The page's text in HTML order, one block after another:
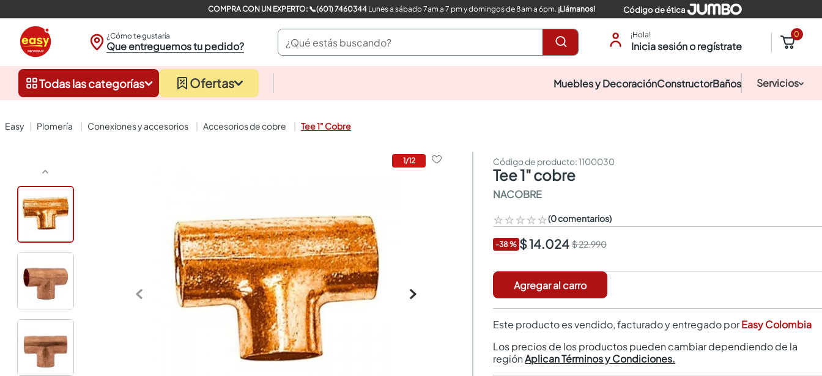
COMPRA CON UN EXPERTO: 📞(601) 7460344Lunes a sábado 7am a 7 pm y domingos de 8am a 6pm. ¡Llámanos! Código de ética
¿Cómo te gustaría
Que entreguemos tu pedido?
¿Qué estás buscando? ¡Hola!
Inicia sesión o regístrate
0
Todas las categorías Ofertas Muebles y DecoraciónConstructorBaños Servicios
plomería conexiones y accesorios accesorios de cobre Tee 1" Cobre
1/12 :1100030
tee 1" cobre
NACOBRE
☆☆☆☆☆(0 comentarios)
-38% $ 14.024 $ 22.990
Agregar al carro
Este producto es vendido, facturado y entregado porEasy Colombia
Los precios de los productos pueden cambiar dependiendo de la
regiónAplican Términos y Condiciones.
closet
sanitarios
neveras